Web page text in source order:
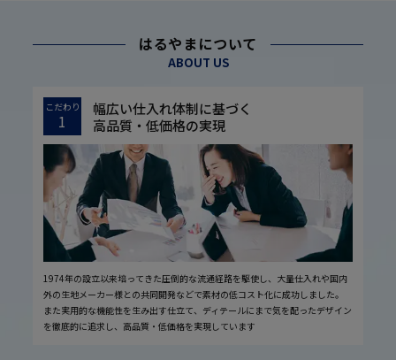
はるやまについて
ABOUT US
こだわり
1
幅広い仕入れ体制に基づく
高品質・低価格の実現
1974年の設立以来培ってきた圧倒的な流通経路を駆使し、大量仕入れや国内
外の生地メーカー様との共同開発などで素材の低コスト化に成功しました。
また実用的な機能性を生み出す仕立て、ディテールにまで気を配ったデザイン
を徹底的に追求し、高品質・低価格を実現しています